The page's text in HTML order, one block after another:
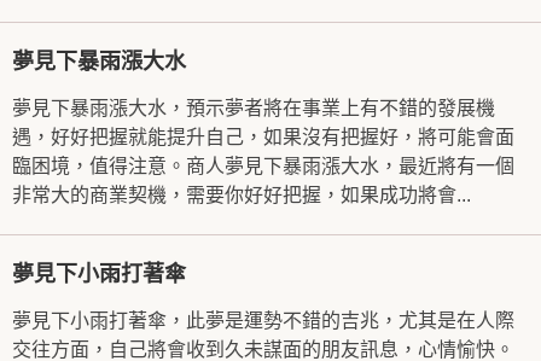
夢見下暴雨漲大水
夢見下暴雨漲大水，預示夢者將在事業上有不錯的發展機
遇，好好把握就能提升自己，如果沒有把握好，將可能會面
臨困境，值得注意。商人夢見下暴雨漲大水，最近將有一個
非常大的商業契機，需要你好好把握，如果成功將會...
夢見下小雨打著傘
夢見下小雨打著傘，此夢是運勢不錯的吉兆，尤其是在人際
交往方面，自己將會收到久未謀面的朋友訊息，心情愉快。